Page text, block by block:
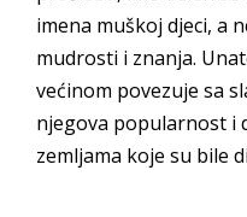
imena muškoj djeci, a
mudrosti i znanja.
većinom povezuje sa
njegova popularnost i
zemljama koje su bile